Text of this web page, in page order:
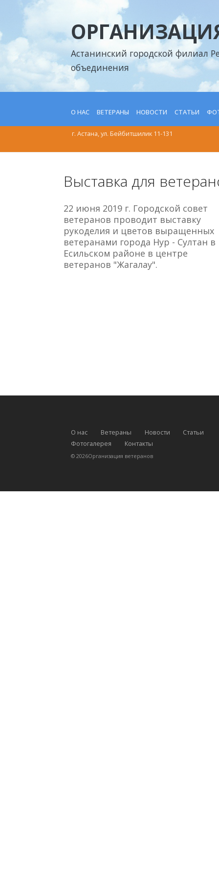
Астанинский городской филиал
объединения
О НАС ВЕТЕРАНЫ НОВОСТИ СТАТЬИ
г. Астана, ул. Бейбитшилик 11-131
Выставка для
22 июня 2019 г. Городской совет
ветеранов проводит выставку
рукоделия и цветов выращенных
ветеранами города Нур - Султан в
Есильском районе в центре
ветеранов "Жагалау".
О нас Ветераны Новости
Статьи
Фотогалерея
Контакты
© 2026Организация ветеранов